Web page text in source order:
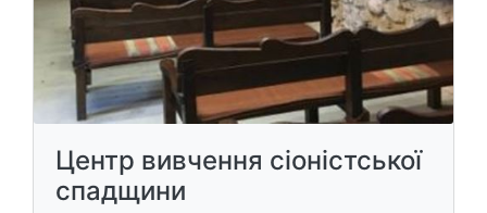
Центр вивчення сіоністської
спадщини